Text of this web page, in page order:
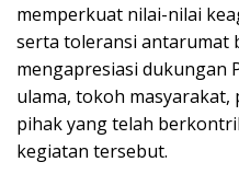
memperkuat nilai-nilai
serta toleransi antarumat
mengapresiasi dukungan
ulama, tokoh masyarakat,
pihak yang telah
kegiatan tersebut.